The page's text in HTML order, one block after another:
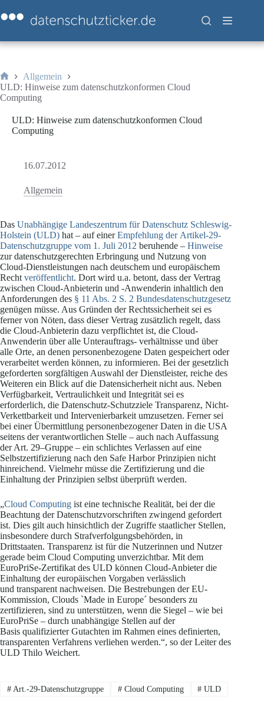
Inhalt
springen
Start
Allgemein
ULD: Hinweise zum datenschutzkonformen Cloud
Computing
ULD: Hinweise zum datenschutzkonformen Cloud
Computing
16.07.2012
Allgemein
Das Unabhängige Landeszentrum für Datenschutz Schleswig-
Holstein (ULD) hat – auf einerEmpfehlung der Artikel-29-
Datenschutzgruppe vom 1. Juli 2012 beruhende – Hinweise
zur datenschutzgerechten Erbringung und Nutzung von
Cloud-Dienstleistungen nach deutschem und europäischem
Recht veröffentlicht. Dort wird u.a. betont, dass der Vertrag
zwischen Cloud-Anbieterin und -Anwenderin inhaltlich den
Anforderungen des § 11 Abs. 2 S. 2 Bundesdatenschutzgesetz
genügen müsse. Aus Gründen der Rechtssicherheit sei es
ferner von Nöten, dass dieser Vertrag zusätzlich regelt, dass
die Cloud-Anbieterin dazu verpflichtet ist, die Cloud-
Anwenderin über alle Unterauftrags- verhältnisse und über
alle Orte, an denen personenbezogene Daten gespeichert oder
verarbeitet werden können, zu informieren. Bei der gesetzlich
geforderten sorgfältigen Auswahl der Dienstleister, reiche des
Weiteren ein Blick auf die Datensicherheit nicht aus. Neben
Verfügbarkeit, Vertraulichkeit und Integrität sei es
erforderlich, die Datenschutz-Schutzziele Transparenz, Nicht-
Verkettbarkeit und Intervenierbarkeit umzusetzen. Ferner sei
bei einer Übermittlung personenbezogener Daten in die USA
seitens der verantwortlichen Stelle – auch nach Auffassung
der Art. 29–Gruppe – ein schlichtes Verlassen auf eine
Selbstzertifizierung nach den Safe Harbor Prinzipien nicht
hinreichend. Vielmehr müsse die Zertifizierung und die
Einhaltung der Prinzipien selbst überprüft werden.
„Cloud Computing ist eine technische Realität, bei der die
Beachtung der Datenschutzvorschriften zwingend gefordert
ist. Dies gilt auch hinsichtlich der Zugriffe staatlicher Stellen,
insbesondere durch Strafverfolgungsbehörden, in
Drittstaaten. Transparenz ist für die Nutzerinnen und Nutzer
gerade beim Cloud Computing unverzichtbar. Mit dem
EuroPriSe-Zertifikat des ULD können Cloud-Anbieter die
Einhaltung der europäischen Vorgaben verlässlich
und transparent nachweisen. Die Bestrebungen der EU-
Kommission, Clouds `Made in Europe´ besonders zu
zertifizieren, sind zu unterstützen, wenn die Siegel – wie bei
EuroPriSe – durch unabhängige Stellen auf der
Basis qualifizierter Gutachten im Rahmen eines definierten,
transparenten Verfahrens verliehen werden.“, so der Leiter des
ULD Thilo Weichert.
#Art.-29-Datenschutzgruppe #Cloud Computing # ULD